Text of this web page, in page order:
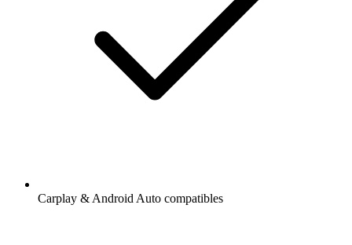
Carplay & Android Auto compatibles